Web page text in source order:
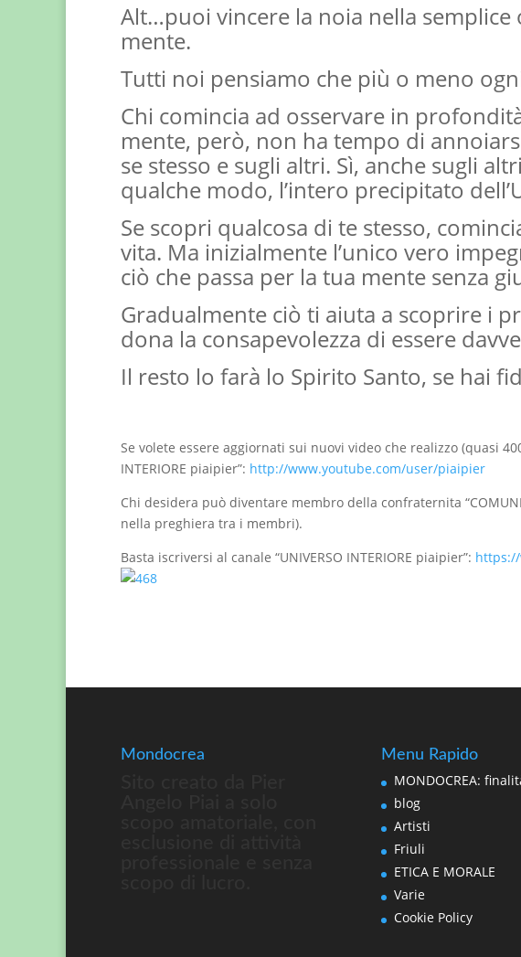
Alt…puoi vincere la noia nella
mente.
Tutti noi pensiamo che più o meno
Chi comincia ad osservare in
mente, però, non ha tempo di
se stesso e sugli altri. Sì, anche sugli
qualche modo, l’intero precipitato
Se scopri qualcosa di te stesso,
vita. Ma inizialmente l’unico vero
ciò che passa per la tua mente senza
Gradualmente ciò ti aiuta a scoprire i
dona la consapevolezza di essere
Il resto lo farà lo Spirito Santo, se hai
Se volete essere aggiornati sui nuovi video che realizzo (quasi
INTERIORE piaipier”: http://www.youtube.com/user/piaipier
Chi desidera può diventare membro della confraternita
nella preghiera tra i membri).
Basta iscriversi al canale “UNIVERSO INTERIORE piaipier”:
Mondocrea Menu Rapido
MONDOCREA:
blog
Artisti
Friuli
ETICA E MORALE
Varie
Cookie Policy